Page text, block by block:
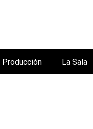
Producción La Sala